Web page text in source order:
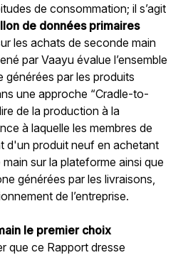
de consommation; il s’agit
de données primaires
les achats de seconde main
par Vaayu évalue l’ensemble
générées par les produits
une approche “Cradle-to-
de la production à la
à laquelle les membres de
d'un produit neuf en achetant
sur la plateforme ainsi que
générées par les livraisons,
de l’entreprise.
le premier choix
que ce Rapport dresse